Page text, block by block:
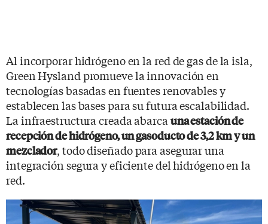
Al incorporar hidrógeno en la red de gas de la isla,
Green Hysland promueve la innovación en
tecnologías basadas en fuentes renovables y
establecen las bases para su futura escalabilidad.
La infraestructura creada abarca una estación de
recepción de hidrógeno, un gasoducto de 3,2 km y un
mezclador, todo diseñado para asegurar una
integración segura y eficiente del hidrógeno en la
red.